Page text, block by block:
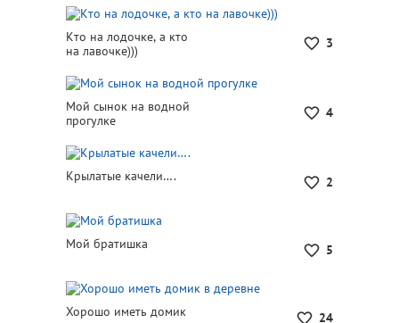
3
Кто на лодочке, а кто
на лавочке)))
4
Мой сынок на водной
прогулке
2
Крылатые качели….
5
Мой братишка
24
Хорошо иметь домик